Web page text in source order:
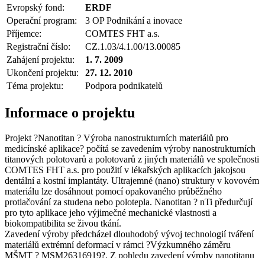
Evropský fond:
ERDF
Operační program:
3 OP Podnikání a inovace
Příjemce:
COMTES FHT a.s.
Registrační číslo:
CZ.1.03/4.1.00/13.00085
Zahájení projektu:
1. 7. 2009
Ukončení projektu:
27. 12. 2010
Téma projektu:
Podpora podnikatelů
Informace o projektu
Projekt ?Nanotitan ? Výroba nanostrukturních materiálů pro
medicínské aplikace? počítá se zavedením výroby nanostrukturních
titanových polotovarů a polotovarů z jiných materiálů ve společnosti
COMTES FHT a.s. pro použití v lékařských aplikacích jakojsou
dentální a kostní implantáty. Ultrajemné (nano) struktury v kovovém
materiálu lze dosáhnout pomocí opakovaného průběžného
protlačování za studena nebo polotepla. Nanotitan ? nTi předurčují
pro tyto aplikace jeho výjimečné mechanické vlastnosti a
biokompatibilita se živou tkání.
Zavedení výroby předcházel dlouhodobý vývoj technologií tváření
materiálů extrémní deformací v rámci ?Výzkumného záměru
MŠMT ? MSM26316919?. Z pohledu zavedení výroby nanotitanu